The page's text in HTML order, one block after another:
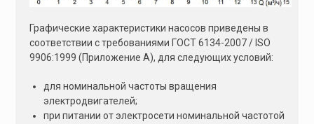
Графические характеристики насосов приведены в
соответствии с требованиями ГОСТ 6134-2007 / ISO
9906:1999 (Приложение А), для следующих условий:
для номинальной частоты вращения
электродвигателей;
при питании от электросети номинальной частотой